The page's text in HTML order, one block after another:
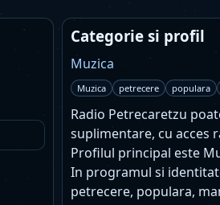
Categorie si profil
Muzica
Muzica petrecere populara
Radio Petrecaretzu
suplimentare, cu acces
Profilul principal este
In programul si
petrecere, populara,